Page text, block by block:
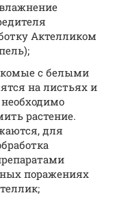
Актелликом
с белыми
на листьях и
растение.
для
поражениях